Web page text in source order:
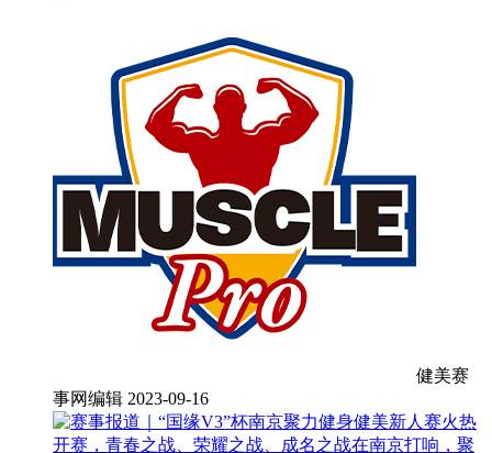
健美赛
事网编辑 2023-09-16